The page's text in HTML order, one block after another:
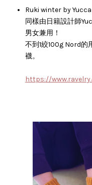
Ruki winter by Yucca
同樣由日籍設計師
男女兼用！
不到1絞100g Nord的
襪。
https://